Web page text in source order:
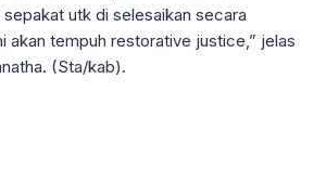
utk di selesaikan secara
akan tempuh restorative justice,” jelas
(Sta/kab).